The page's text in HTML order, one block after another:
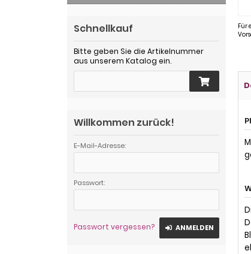
Für
Schnellkauf
Bitte geben Sie die Artikelnummer
aus unserem Katalog ein.
Willkommen zurück!
E-Mail-Adresse:
Passwort:
Passwort vergessen? ANMELDEN